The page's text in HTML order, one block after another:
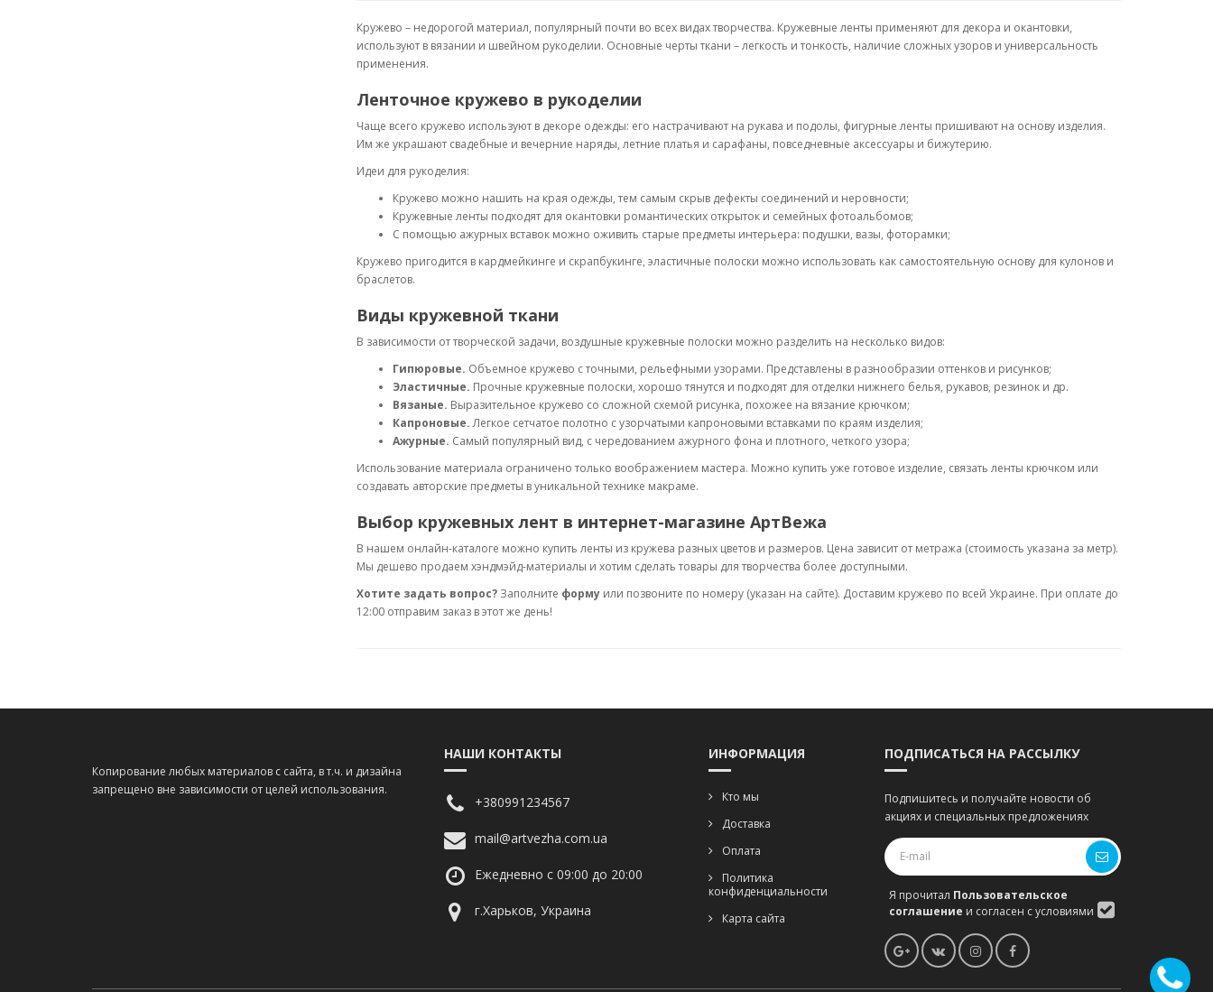
Кружево – недорогой материал, популярный почти во всех видах творчества. Кружевные ленты применяют для декора и окантовки,
используют в вязании и швейном рукоделии. Основные черты ткани – легкость и тонкость, наличие сложных узоров и универсальность
применения.
Ленточное кружево в рукоделии
Чаще всего кружево используют в декоре одежды: его настрачивают на рукава и подолы, фигурные ленты пришивают на основу изделия.
Им же украшают свадебные и вечерние наряды, летние платья и сарафаны, повседневные аксессуары и бижутерию.
Идеи для рукоделия:
Кружево можно нашить на края одежды, тем самым скрыв дефекты соединений и неровности;
Кружевные ленты подходят для окантовки романтических открыток и семейных фотоальбомов;
С помощью ажурных вставок можно оживить старые предметы интерьера: подушки, вазы, фоторамки;
Кружево пригодится в кардмейкинге и скрапбукинге, эластичные полоски можно использовать как самостоятельную основу для кулонов и
браслетов.
Виды кружевной ткани
В зависимости от творческой задачи, воздушные кружевные полоски можно разделить на несколько видов:
Гипюровые. Объемное кружево с точными, рельефными узорами. Представлены в разнообразии оттенков и рисунков;
Эластичные. Прочные кружевные полоски, хорошо тянутся и подходят для отделки нижнего белья, рукавов, резинок и др.
Вязаные. Выразительное кружево со сложной схемой рисунка, похожее на вязание крючком;
Капроновые.Легкое сетчатое полотно с узорчатыми капроновыми вставками по краям изделия;
Ажурные. Самый популярный вид, с чередованием ажурного фона и плотного, четкого узора;
Использование материала ограничено только воображением мастера. Можно купить уже готовое изделие, связать ленты крючком или
создавать авторские предметы в уникальной технике макраме.
Выбор кружевных лент в интернет-магазине АртВежа
В нашем онлайн-каталоге можно купить ленты из кружева разных цветов и размеров. Цена зависит от метража (стоимость указана за метр).
Мы дешево продаем хэндмэйд-материалы и хотим сделать товары для творчества более доступными.
Хотите задать вопрос?Заполните форму или позвоните по номеру (указан на сайте). Доставим кружево по всей Украине. При оплате до
12:00 отправим заказ в этот же день!
Копирование любых материалов с сайта, в т.ч. и дизайна
запрещено вне зависимости от целей использования.
НАШИ КОНТАКТЫ
+380991234567
mail@artvezha.com.ua
Ежедневно с 09:00 до 20:00
г.Харьков, Украина
ИНФОРМАЦИЯ
Кто мы
Доставка
Оплата
Политика
конфиденциальности
Карта сайта
ПОДПИСАТЬСЯ НА РАССЫЛКУ
Подпишитесь и получайте новости об
акциях и специальных предложениях
Я прочитал Пользовательское
соглашение и согласен с условиями